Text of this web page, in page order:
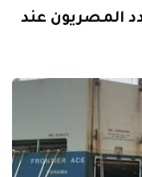
لماذا يتردد المصريون عند